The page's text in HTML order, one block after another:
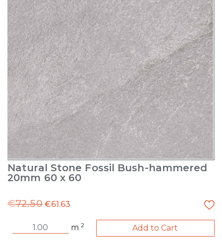
Natural Stone Fossil Bush-hammered
20mm 60 x 60
€72.50 €61.63
m2 Add to Cart